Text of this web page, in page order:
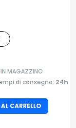
IN MAGAZZINO
di consegna: 24h
AL CARRELLO